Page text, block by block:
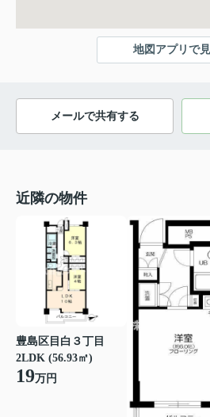
地図アプリで
メールで共有する
近隣の物件
豊島区目白３丁目
2LDK (56.93㎡)
19万円